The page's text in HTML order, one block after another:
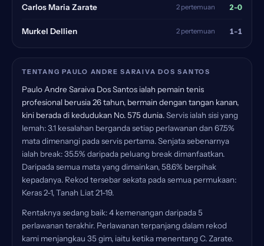
Carlos Maria Zarate 2 pertemuan 2-0
Murkel Dellien 2 pertemuan 1-1
TENTANG PAULO ANDRE SARAIVA DOS SANTOS
Paulo Andre Saraiva Dos Santos ialah pemain tenis
profesional berusia 26 tahun, bermain dengan tangan kanan,
kini berada di kedudukan No. 575 dunia.Servis ialah sisi yang
lemah: 3.1 kesalahan berganda setiap perlawanan dan 67.5%
mata dimenangi pada servis pertama. Senjata sebenarnya
ialah break: 35.5% daripada peluang break dimanfaatkan.
Daripada semua mata yang dimainkan, 58.6% berpihak
kepadanya. Rekod tersebar sekata pada semua permukaan:
Keras 2-1, Tanah Liat 21-19.
Rentaknya sedang baik: 4 kemenangan daripada 5
perlawanan terakhir. Perlawanan terpanjang dalam rekod
kami menjangkau 35 gim, iaitu ketika menentang C. Zarate.